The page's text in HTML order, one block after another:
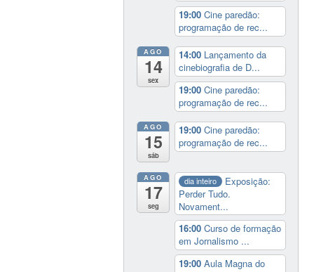
19:00Cine paredão:
programação de rec...
AGO
14
sex
14:00 Lançamento da
cinebiografia de D...
19:00Cine paredão:
programação de rec...
AGO
15
sáb
19:00Cine paredão:
programação de rec...
AGO
17
seg
dia inteiro
Exposição:
Perder Tudo.
Novament...
16:00Curso de formação
em Jornalismo ...
19:00Aula Magna do